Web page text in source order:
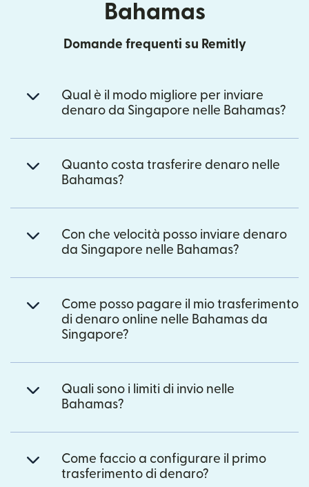
Bahamas
Domande frequenti su Remitly
Qual è il modo migliore per inviare
denaro da Singapore nelle Bahamas?
Quanto costa trasferire denaro nelle
Bahamas?
Con che velocità posso inviare denaro
da Singapore nelle Bahamas?
Come posso pagare il mio trasferimento
di denaro online nelle Bahamas da
Singapore?
Quali sono i limiti di invio nelle
Bahamas?
Come faccio a configurare il primo
trasferimento di denaro?